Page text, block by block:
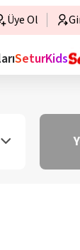
Üye Ol
SeturKids